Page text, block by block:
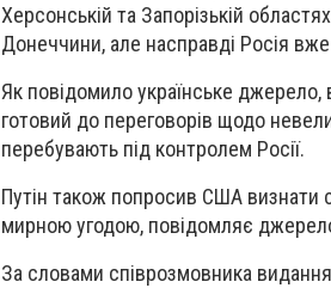
Херсонській та Запорізькій
Донеччини, але насправді Росія
Як повідомило українське
готовий до переговорів щодо
перебувають під контролем Росії.
Путін також попросив США визнати
мирною угодою, повідомляє
За словами співрозмовника